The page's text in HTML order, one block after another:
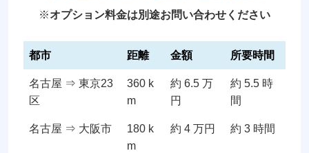
※オプション料金は別途お問い合わせください
都市 距離 金額 所要時間
名古屋 ⇒ 東京23
区
360 k
m
約 6.5 万
円
約 5.5 時
間
名古屋 ⇒ 大阪市
180 k
m
約 4 万円 約 3 時間